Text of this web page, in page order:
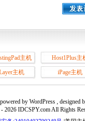
主机 Host1Plus主
主机 iPage主机
by WordPress , designed
2026 IDCSPY.com All Rights